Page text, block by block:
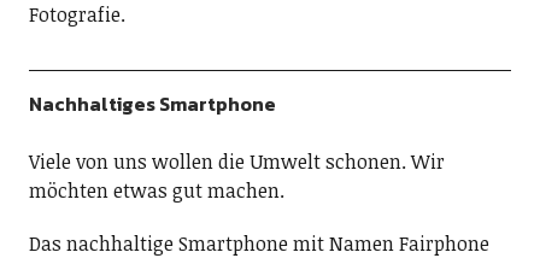
Fotografie.
Nachhaltiges Smartphone
Viele von uns wollen die Umwelt schonen. Wir
möchten etwas gut machen.
Das nachhaltige Smartphone mit Namen Fairphone